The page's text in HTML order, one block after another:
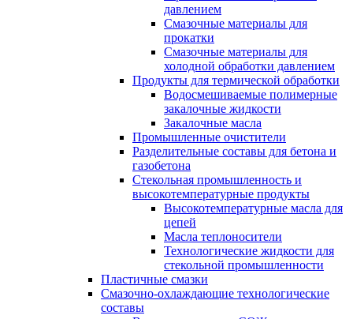
давлением
Смазочные материалы для
прокатки
Смазочные материалы для
холодной обработки давлением
Продукты для термической обработки
Водосмешиваемые полимерные
закалочные жидкости
Закалочные масла
Промышленные очистители
Разделительные составы для бетона и
газобетона
Стекольная промышленность и
высокотемпературные продукты
Высокотемпературные масла для
цепей
Масла теплоносители
Технологические жидкости для
стекольной промышленности
Пластичные смазки
Смазочно-охлаждающие технологические
составы